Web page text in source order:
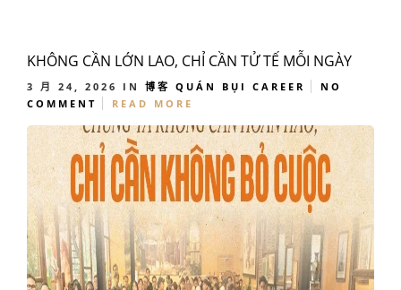
KHÔNG CẦN LỚN LAO, CHỈ CẦN TỬ TẾ MỖI NGÀY
3 月 24, 2026 IN 博客 QUÁN BỤI CAREER
NO
COMMENT
READ MORE